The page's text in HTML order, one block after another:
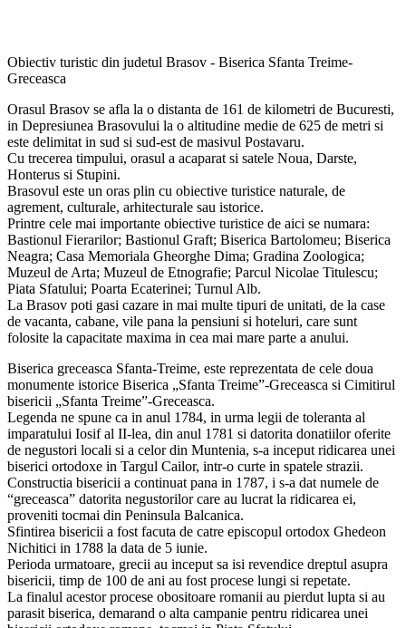
Obiectiv turistic din judetul Brasov - Biserica Sfanta Treime-
Greceasca
Orasul Brasov se afla la o distanta de 161 de kilometri de Bucuresti,
in Depresiunea Brasovului la o altitudine medie de 625 de metri si
este delimitat in sud si sud-est de masivul Postavaru.
Cu trecerea timpului, orasul a acaparat si satele Noua, Darste,
Honterus si Stupini.
Brasovul este un oras plin cu obiective turistice naturale, de
agrement, culturale, arhitecturale sau istorice.
Printre cele mai importante obiective turistice de aici se numara:
Bastionul Fierarilor; Bastionul Graft; Biserica Bartolomeu; Biserica
Neagra; Casa Memoriala Gheorghe Dima; Gradina Zoologica;
Muzeul de Arta; Muzeul de Etnografie; Parcul Nicolae Titulescu;
Piata Sfatului; Poarta Ecaterinei; Turnul Alb.
La Brasov poti gasi cazare in mai multe tipuri de unitati, de la case
de vacanta, cabane, vile pana la pensiuni si hoteluri, care sunt
folosite la capacitate maxima in cea mai mare parte a anului.
Biserica greceasca Sfanta-Treime, este reprezentata de cele doua
monumente istorice Biserica „Sfanta Treime”-Greceasca si Cimitirul
bisericii „Sfanta Treime”-Greceasca.
Legenda ne spune ca in anul 1784, in urma legii de toleranta al
imparatului Iosif al II-lea, din anul 1781 si datorita donatiilor oferite
de negustori locali si a celor din Muntenia, s-a inceput ridicarea unei
biserici ortodoxe in Targul Cailor, intr-o curte in spatele strazii.
Constructia bisericii a continuat pana in 1787, i s-a dat numele de
“greceasca” datorita negustorilor care au lucrat la ridicarea ei,
proveniti tocmai din Peninsula Balcanica.
Sfintirea bisericii a fost facuta de catre episcopul ortodox Ghedeon
Nichitici in 1788 la data de 5 iunie.
Perioda urmatoare, grecii au inceput sa isi revendice dreptul asupra
bisericii, timp de 100 de ani au fost procese lungi si repetate.
La finalul acestor procese obositoare romanii au pierdut lupta si au
parasit biserica, demarand o alta campanie pentru ridicarea unei